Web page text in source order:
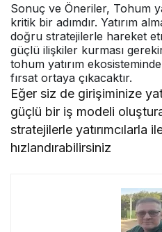
Sonuç ve Öneriler, Tohum
kritik bir adımdır. Yatırım
doğru stratejilerle hareket
güçlü ilişkiler kurması
tohum yatırım
fırsat ortaya çıkacaktır.
Eğer siz de girişiminize
güçlü bir iş modeli
stratejilerle yatırımcılarla
hızlandırabilirsiniz